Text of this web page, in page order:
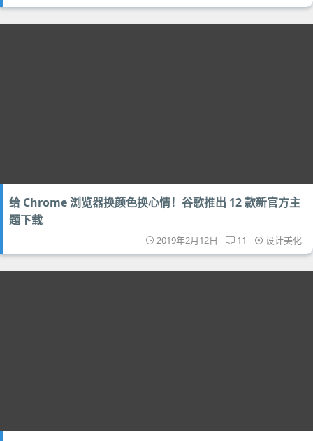
给 Chrome 浏览器换颜色换心情！谷歌推出 12 款新官方主
题下载
2019年2月12日 11 设计美化